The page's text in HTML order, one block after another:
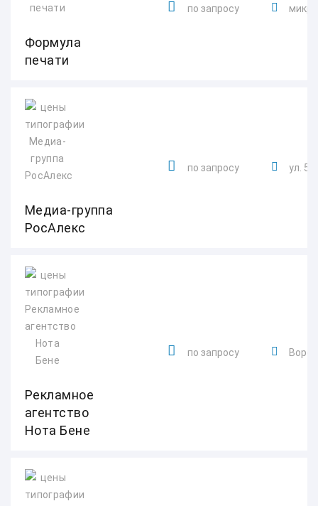
Формула
печати
по запросу
Медиа-группа
РосАлекс
по запросу ул.
Рекламное
агентство
Нота Бене
по запросу